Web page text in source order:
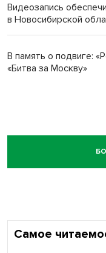
Видеозапись
в Новосибирской
В память о подвиге:
«Битва за Москву»
Самое